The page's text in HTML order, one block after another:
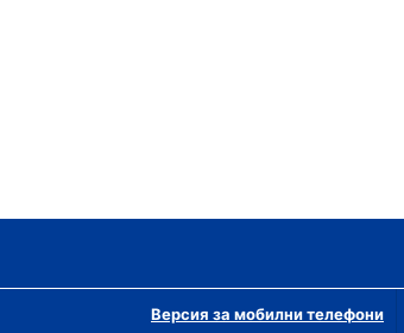
Версия за мобилни телефони